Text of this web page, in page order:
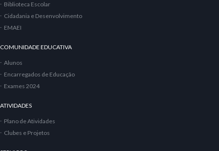
Biblioteca Escolar
Cidadania e Desenvolvimento
EMAEI
COMUNIDADE EDUCATIVA
Alunos
Encarregados de Educação
Exames 2024
ATIVIDADES
Plano de Atividades
Clubes e Projetos